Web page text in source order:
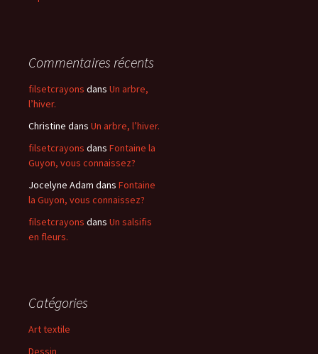
Commentaires récents
filsetcrayons dans Un arbre,
l’hiver.
Christine dans Un arbre, l’hiver.
filsetcrayons dans Fontaine la
Guyon, vous connaissez?
Jocelyne Adam dans Fontaine
la Guyon, vous connaissez?
filsetcrayons dans Un salsifis
en fleurs.
Catégories
Art textile
Dessin